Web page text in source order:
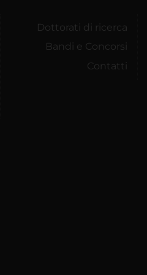
Dottorati di ricerca
Bandi e Concorsi
Contatti